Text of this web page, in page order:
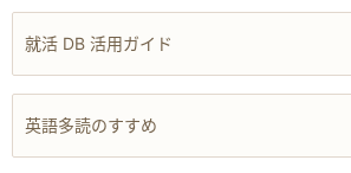
就活 DB 活用ガイド
英語多読のすすめ